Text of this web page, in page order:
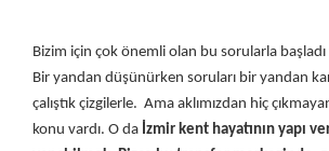
Bizim için çok önemli olan bu sorularla başladı
Bir yandan düşünürken soruları bir yandan
çalıştık çizgilerle. Ama aklımızdan hiç
konu vardı. O da İzmir kent hayatının yapı